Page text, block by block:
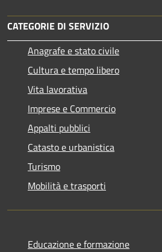
CATEGORIE DI SERVIZIO
Anagrafe e stato civile
Cultura e tempo libero
Vita lavorativa
Imprese e Commercio
Appalti pubblici
Catasto e urbanistica
Turismo
Mobilità e trasporti
Educazione e formazione